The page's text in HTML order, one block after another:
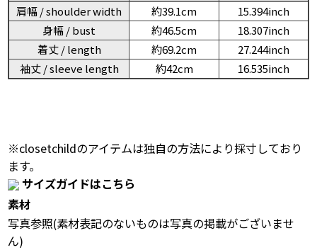
肩幅 / shoulder width
約39.1cm
15.394inch
身幅 / bust
約46.5cm
18.307inch
着丈 / length
約69.2cm
27.244inch
袖丈 / sleeve length
約42cm 16.535inch
※closetchildのアイテムは独自の方法により採寸しており
ます。
サイズガイドはこちら
素材
写真参照(素材表記のないものは写真の掲載がございませ
ん)